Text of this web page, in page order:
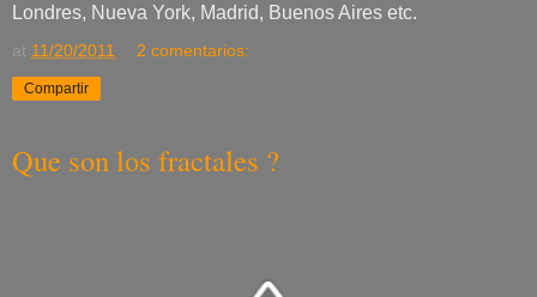
Londres, Nueva York, Madrid, Buenos Aires etc.
at 11/20/2011 2 comentarios:
Compartir
Que son los fractales ?